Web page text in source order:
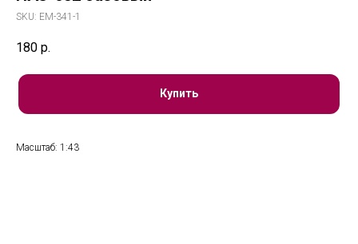
SKU: ЕМ-341-1
180 р.
Купить
Масштаб: 1:43